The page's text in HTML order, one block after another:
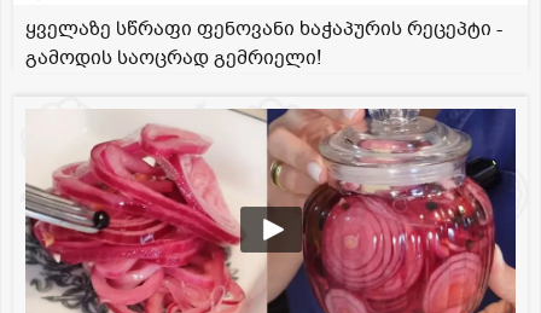
ყველაზე სწრაფი ფენოვანი ხაჭაპურის რეცეპტი -
გამოდის საოცრად გემრიელი!